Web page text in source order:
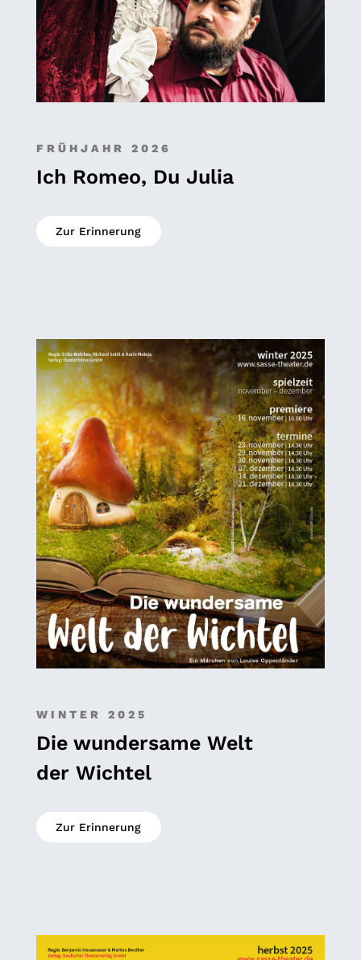
FRÜHJAHR 2026
Ich Romeo, Du Julia
Zur Erinnerung
WINTER 2025
Die wundersame Welt
der Wichtel
Zur Erinnerung